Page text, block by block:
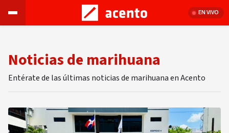
EN VIVO
Noticias de marihuana
Entérate de las últimas noticias de marihuana en Acento